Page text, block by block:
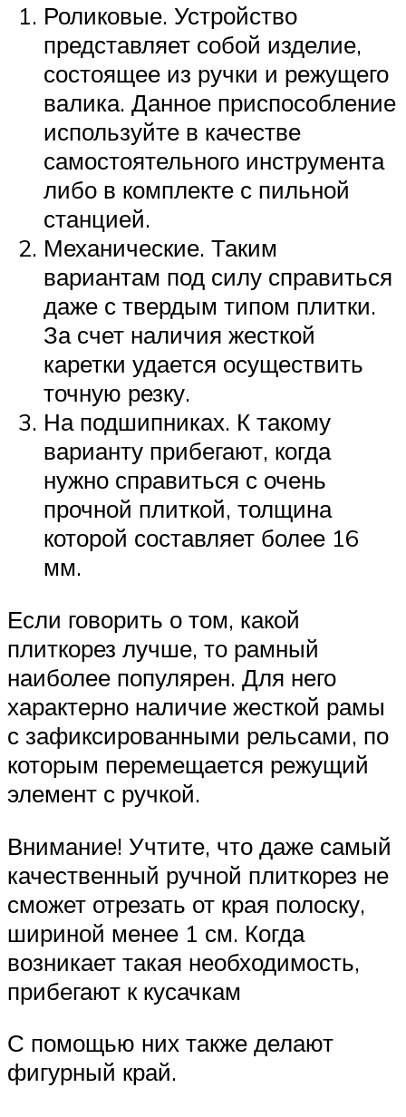
Роликовые. Устройство
представляет собой изделие,
состоящее из ручки и режущего
валика. Данное приспособление
используйте в качестве
самостоятельного инструмента
либо в комплекте с пильной
станцией.
Механические. Таким
вариантам под силу справиться
даже с твердым типом плитки.
За счет наличия жесткой
каретки удается осуществить
точную резку.
На подшипниках. К такому
варианту прибегают, когда
нужно справиться с очень
прочной плиткой, толщина
которой составляет более 16
мм.
Если говорить о том, какой
плиткорез лучше, то рамный
наиболее популярен. Для него
характерно наличие жесткой рамы
с зафиксированными рельсами, по
которым перемещается режущий
элемент с ручкой.
Внимание! Учтите, что даже самый
качественный ручной плиткорез не
сможет отрезать от края полоску,
шириной менее 1 см. Когда
возникает такая необходимость,
прибегают к кусачкам
С помощью них также делают
фигурный край.